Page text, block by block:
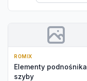
ROMIX
Elementy podnośnika
szyby